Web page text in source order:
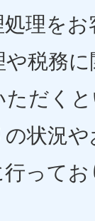
理をお
税務
だく
状況
って